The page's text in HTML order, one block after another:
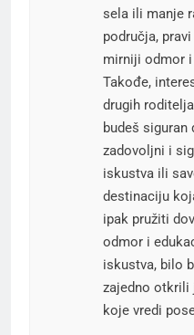
sela ili manje
područja,
mirniji odmor
Takođe,
drugih
budeš
zadovoljni i
iskustva ili
destinaciju
ipak pružiti
odmor i
iskustva, bilo
zajedno otkrili
koje vredi